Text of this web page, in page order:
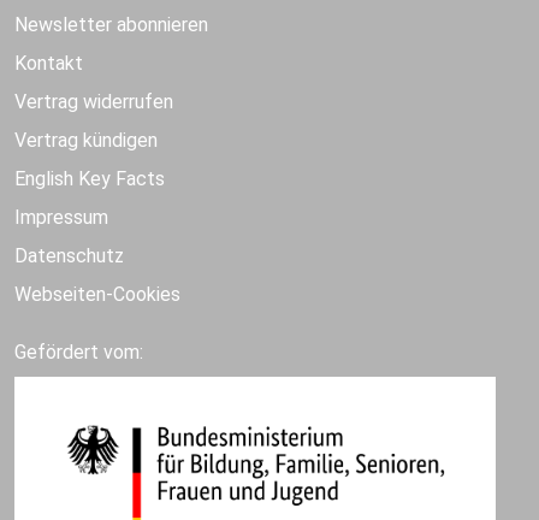
Newsletter abonnieren
Kontakt
Vertrag widerrufen
Vertrag kündigen
English Key Facts
Impressum
Datenschutz
Webseiten-Cookies
Gefördert vom: